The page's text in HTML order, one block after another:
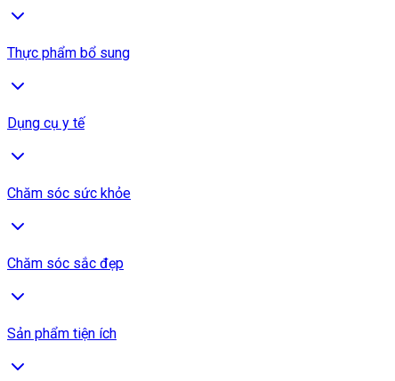
Thực phẩm bổ sung
Dụng cụ y tế
Chăm sóc sức khỏe
Chăm sóc sắc đẹp
Sản phẩm tiện ích